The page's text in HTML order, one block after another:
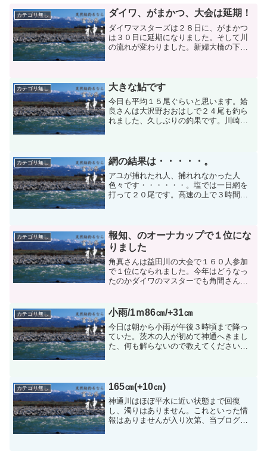
カテゴリ無し ダイワ、がまかつ、大会は延期！
ダイワマスターズは２８日に、がまかつ
は３０日に延期になりました。そして川
の流れが変わりました。新婦大橋の下
す。石垢も完全に飛んだと思い...
カテゴリ無し 大きな鮎です
今日も平均１５尾ぐらいと思います。姶
良さんは大沢野おおはしで２４尾も釣ら
れました、久しぶりの釣果です。川崎の
尾以上の価値がありますとの...
カテゴリ無し 網の結果は・・・・・。
アユが捕れたれ人、捕れれなかった人
色々です・・・・・・。塩では一日網を
打って２０尾です。高速の上で３時間で
れました、殆んど瀬です。Ｐ...
カテゴリ無し
報知、のオーナカップで１位にな
りました
角真さんは益田川の大会で１６０人参加
で１位になられました。今年はどうなっ
たのかダイワのマスターでも角間さんと
ます。森田さんだけが入っておられませ
ん。今度はどうしても入賞...
カテゴリ無し 小雨/1ｍ86㎝/+31㎝
今日は朝から小雨が午後３時頃まで降っ
ていた。茨木の人が初めて神通へきまし
た、何も解らないので教えてくださいと
２尾も釣れました、大きな...
カテゴリ無し 165㎝(+10㎝)
神通川はほぼ平水に近い状態まで回復
し、濁りはありません。これといった情
報はありませんが入り次第、当ブログで